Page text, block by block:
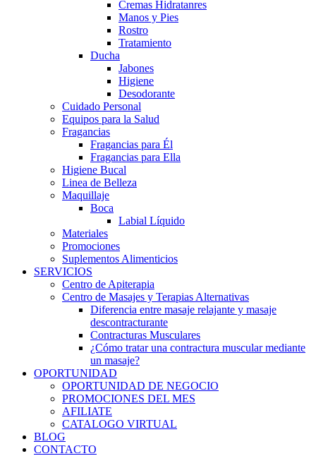
Cremas Hidratanres
Manos y Pies
Rostro
Tratamiento
Ducha
Jabones
Higiene
Desodorante
Cuidado Personal
Equipos para la Salud
Fragancias
Fragancias para Él
Fragancias para Ella
Higiene Bucal
Linea de Belleza
Maquillaje
Boca
Labial Líquido
Materiales
Promociones
Suplementos Alimenticios
SERVICIOS
Centro de Apiterapia
Centro de Masajes y Terapias Alternativas
Diferencia entre masaje relajante y masaje
descontracturante
Contracturas Musculares
¿Cómo tratar una contractura muscular mediante
un masaje?
OPORTUNIDAD
OPORTUNIDAD DE NEGOCIO
PROMOCIONES DEL MES
AFILIATE
CATALOGO VIRTUAL
BLOG
CONTACTO